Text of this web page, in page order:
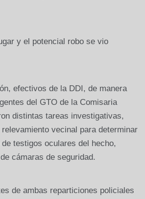
y el potencial robo se vio
efectivos de la DDI, de manera
del GTO de la Comisaria
distintas tareas investigativas,
vecinal para determinar
testigos oculares del hecho,
cámaras de seguridad.
de ambas reparticiones policiales